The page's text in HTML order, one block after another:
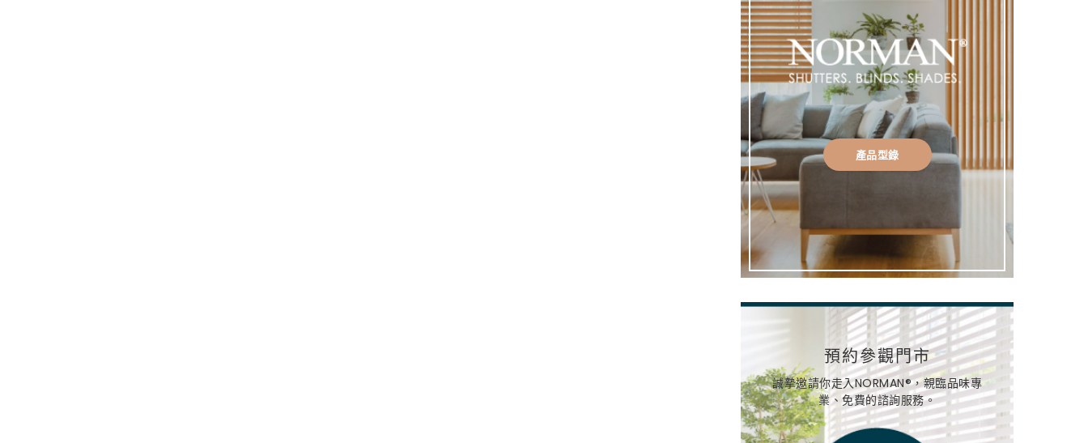
產品型錄
預約參觀門市
誠摯邀請你走入NORMAN®，親臨品味專
業、免費的諮詢服務。